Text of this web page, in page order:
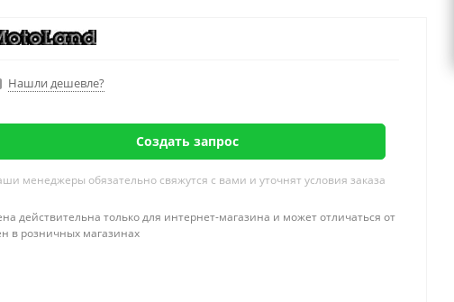
Нашли дешевле?
Создать запрос
менеджеры обязательно свяжутся с вами и уточнят условия заказа
действительна только для интернет-магазина и может отличаться от
в розничных магазинах